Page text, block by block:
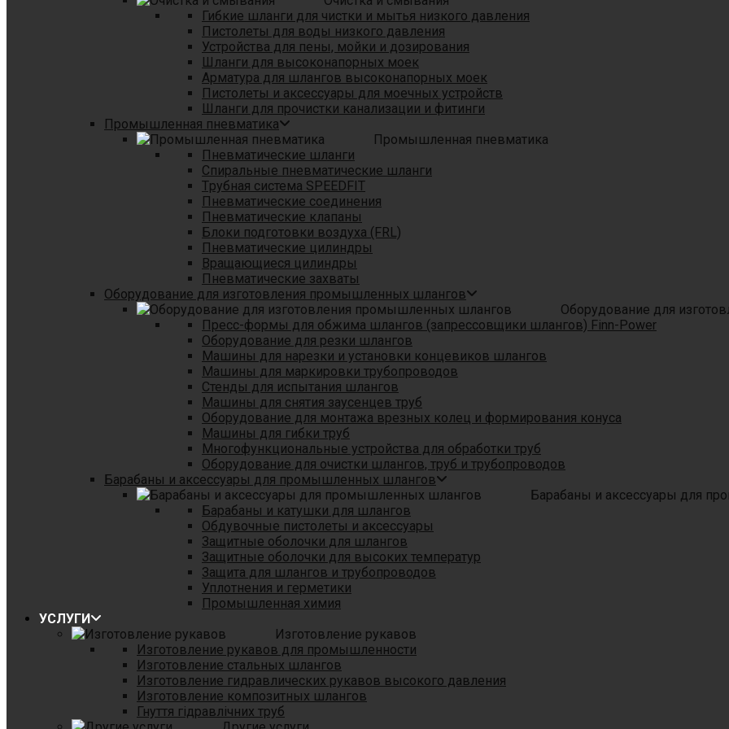
Гибкие шланги для чистки и мытья низкого давления
Пистолеты для воды низкого давления
Устройства для пены, мойки и дозирования
Шланги для высоконапорных моек
Арматура для шлангов высоконапорных моек
Пистолеты и аксессуары для моечных устройств
Шланги для прочистки канализации и фитинги
Промышленная пневматика
Промышленная пневматика
Пневматические шланги
Спиральные пневматические шланги
Tрубная система SPEEDFIT
Пневматические соединения
Пневматические клапаны
Блоки подготовки воздуха (FRL)
Пневматические цилиндры
Вращающиеся цилиндры
Пневматические захваты
Оборудование для изготовления промышленных шлангов
Оборудование для
Пресс-формы для обжима шлангов (запрессовщики шлангов) Finn-Power
Оборудование для резки шлангов
Машины для нарезки и установки концевиков шлангов
Машины для маркировки трубопроводов
Стенды для испытания шлангов
Машины для снятия заусенцев труб
Оборудование для монтажа врезных колец и формирования конуса
Машины для гибки труб
Многофункциональные устройства для обработки труб
Оборудование для очистки шлангов, труб и трубопроводов
Барабаны и аксессуары для промышленных шлангов
Барабаны и аксессуары для
Барабаны и катушки для шлангов
Обдувочные пистолеты и аксессуары
Защитные оболочки для шлангов
Защитные оболочки для высоких температур
Защита для шлангов и трубопроводов
Уплотнения и герметики
Промышленная химия
УСЛУГИ
Изготовление рукавов
Изготовление рукавов для промышленности
Изготовление стальных шлангов
Изготовление гидравлических рукавов высокого давления
Изготовление композитных шлангов
Гнуття гідравлічних труб